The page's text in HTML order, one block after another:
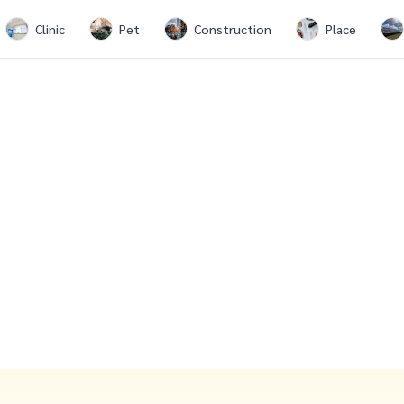
Clinic Pet Construction Place